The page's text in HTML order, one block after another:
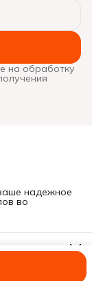
на обработку
надежное
во